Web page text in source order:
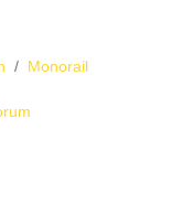
Monorail